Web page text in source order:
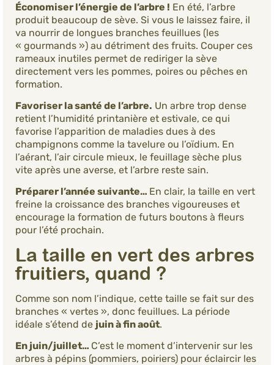
Économiser l’énergie de l’arbre ! En été, l’arbre
produit beaucoup de sève. Si vous le laissez faire, il
va nourrir de longues branches feuillues (les
« gourmands ») au détriment des fruits. Couper ces
rameaux inutiles permet de rediriger la sève
directement vers les pommes, poires ou pêches en
formation.
Favoriser la santé de l’arbre. Un arbre trop dense
retient l’humidité printanière et estivale, ce qui
favorise l’apparition de maladies dues à des
champignons comme la tavelure ou l’oïdium. En
l’aérant, l’air circule mieux, le feuillage sèche plus
vite après une averse, et l’arbre reste sain.
Préparer l’année suivante… En clair, la taille en vert
freine la croissance des branches vigoureuses et
encourage la formation de futurs boutons à fleurs
pour l’été prochain.
La taille en vert des arbres
fruitiers, quand ?
Comme son nom l’indique, cette taille se fait sur des
branches « vertes », donc feuillues. La période
idéale s’étend de juin à fin août.
En juin/juillet… C’est le moment d’intervenir sur les
arbres à pépins (pommiers, poiriers) pour éclaircir les